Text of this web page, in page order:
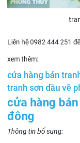
Liên hệ 0982 444 251
xem thêm:
cửa hàng bán
tranh sơn dầu vẽ
cửa hàng
đông
Thông tin bổ sung: